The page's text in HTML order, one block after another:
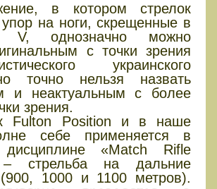
в котором стрелок
упор на ноги, скрещенные в
V, однозначно можно
с точки зрения
украинского
точно нельзя назвать
и неактуальным с более
зрения.
Fulton Position и в наше
себе применяется в
дисциплине «Match Rifle
– стрельба на дальние
1000 и 1100 метров).